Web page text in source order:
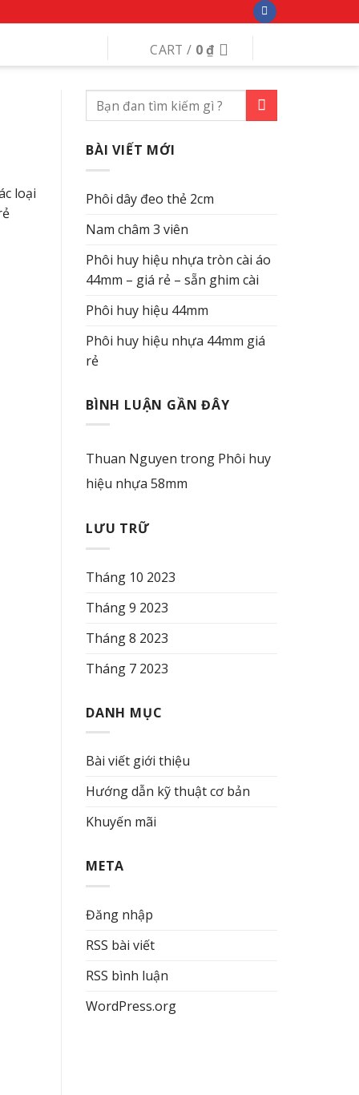
CART / 0₫
loại
BÀI VIẾT MỚI
Phôi dây đeo thẻ 2cm
Nam châm 3 viên
Phôi huy hiệu nhựa tròn cài áo
44mm – giá rẻ – sẵn ghim cài
Phôi huy hiệu 44mm
Phôi huy hiệu nhựa 44mm giá
rẻ
BÌNH LUẬN GẦN ĐÂY
Thuan Nguyen trong Phôi huy
hiệu nhựa 58mm
LƯU TRỮ
Tháng 10 2023
Tháng 9 2023
Tháng 8 2023
Tháng 7 2023
DANH MỤC
Bài viết giới thiệu
Hướng dẫn kỹ thuật cơ bản
Khuyến mãi
META
Đăng nhập
RSS bài viết
RSS bình luận
WordPress.org